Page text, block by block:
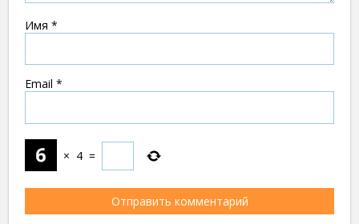
Имя *
Email *
× 4 =